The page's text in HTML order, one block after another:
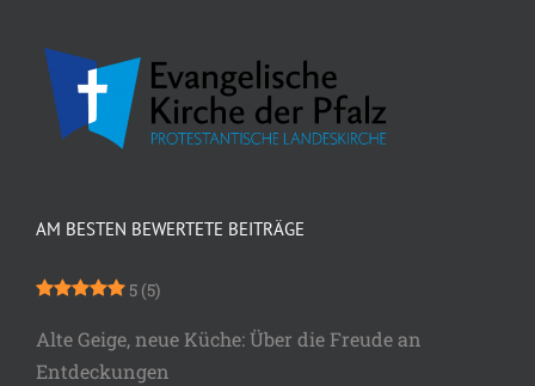
AM BESTEN BEWERTETE BEITRÄGE
5 (5)
Alte Geige, neue Küche: Über die Freude an
Entdeckungen